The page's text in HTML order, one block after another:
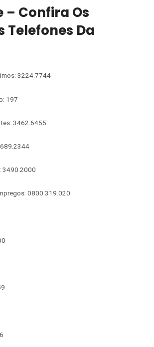
– Confira Os
Telefones Da
3224.7744
197
3462.6455
3490.2000
0800.319.020